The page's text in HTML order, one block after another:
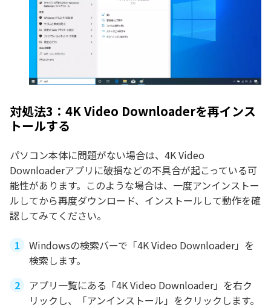
対処法3：4K Video Downloaderを再インス
トールする
パソコン本体に問題がない場合は、4K Video
Downloaderアプリに破損などの不具合が起こっている可
能性があります。このような場合は、一度アンインストー
ルしてから再度ダウンロード、インストールして動作を確
認してみてください。
Windowsの検索バーで「4K Video Downloader」を
検索します。
アプリ一覧にある「4K Video Downloader」を右ク
リックし、「アンインストール」をクリックします。